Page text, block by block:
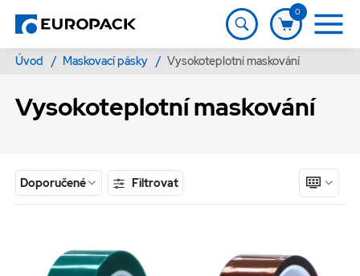
0
Úvod / Maskovací pásky / Vysokoteplotní maskování
Vysokoteplotní maskování
Doporučené Filtrovat